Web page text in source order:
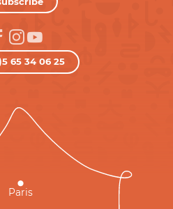
65 34 06 25
Paris